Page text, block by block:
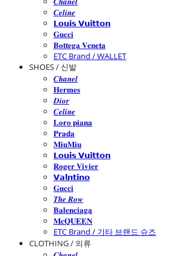
𝑪𝒆𝒍𝒊𝒏𝒆
𝗟𝗼𝘂𝗶𝘀 𝗩𝘂𝗶𝘁𝘁𝗼𝗻
𝐆𝐮𝐜𝐜𝐢
𝐁𝐨𝐭𝐭𝐞𝐠𝐚 𝐕𝐞𝐧𝐞𝐭𝐚
ETC Brand / WALLET
SHOES / 신발
𝑪𝒉𝒂𝒏𝒆𝒍
𝐇𝐞𝐫𝐦𝐞𝐬
𝑫𝒊𝒐𝒓
𝑪𝒆𝒍𝒊𝒏𝒆
𝐋𝐨𝐫𝐨 𝐩𝐢𝐚𝐧𝐚
𝐏𝐫𝐚𝐝𝐚
𝐌𝐢𝐮𝐌𝐢𝐮
𝗟𝗼𝘂𝗶𝘀 𝗩𝘂𝗶𝘁𝘁𝗼𝗻
𝐑𝐨𝐠𝐞𝐫 𝐕𝐢𝐯𝐢𝐞𝐫
𝗩𝗮𝗹𝗻𝘁𝗶𝗻𝗼
𝐆𝐮𝐜𝐜𝐢
𝑻𝒉𝒆 𝑹𝒐𝒘
𝐁𝐚𝐥𝐞𝐧𝐜𝐢𝐚𝐠𝐚
𝐌𝐜𝐐𝐔𝐄𝐄𝐍
ETC Brand / 기타 브랜드 슈즈
CLOTHING / 의류